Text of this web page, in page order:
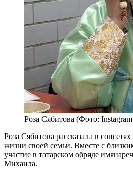
Роза Сябитова (Фото:
Роза Сябитова рассказала в
жизни своей семьи. Вместе с
участие в татарском обряде
Михаила.